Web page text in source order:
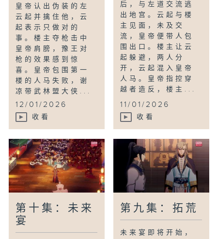
皇帝认出伪装的左
云起并擒住他，云
起表示只做对的
事。楼主夺枪击中
皇帝肩膀，豫王对
枪的效果感到惊
喜。皇帝包围第一
楼的人马失败，谢
凉带武林盟大侠...
12/01/2026
收看
后，与左道交流逃
出地宫。云起与楼
主见面，未及交
流，皇帝便带人包
围出口。楼主让云
起躲避，两人分
开，云起混入皇帝
人马。皇帝指控穿
越者造反，楼主...
11/01/2026
收看
第十集：未来
宴
第九集：拓荒
未来宴即将开始，